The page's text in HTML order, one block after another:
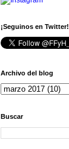
¡Seguinos en Twitter!
Archivo del blog
Buscar